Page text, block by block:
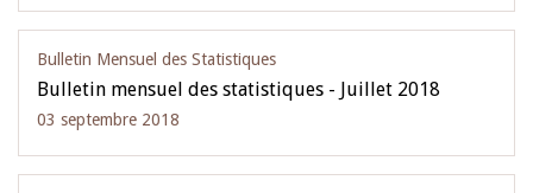
Bulletin Mensuel des Statistiques
Bulletin mensuel des statistiques - Juillet 2018
03 septembre 2018